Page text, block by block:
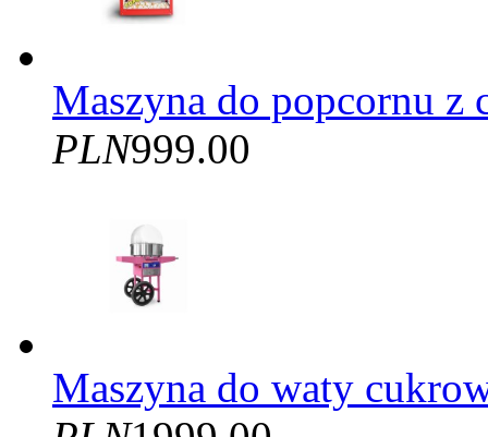
Maszyna do popcornu z
PLN999.00
Maszyna do waty